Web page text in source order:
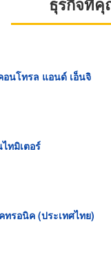
อนโทรล แอนด์ เอ็นจิ
ทมิเตอร์
รอนิค (ประเทศไทย)